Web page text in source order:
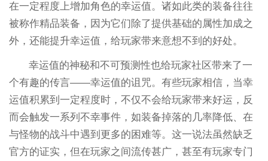
在一定程度上增加角色的幸运值。诸如此类的装备往往
被称作精品装备，因为它们除了提供基础的属性加成之
外，还能提升幸运值，给玩家带来意想不到的好处。
幸运值的神秘和不可预测性也给玩家社区带来了一
个有趣的传言——幸运值的诅咒。有些玩家相信，当幸
运值积累到一定程度时，不仅不会给玩家带来好运，反
而会触发一系列不幸事件，如装备掉落的几率降低、在
与怪物的战斗中遇到更多的困难等。这一说法虽然缺乏
官方的证实，但在玩家之间流传甚广，甚至有玩家专门